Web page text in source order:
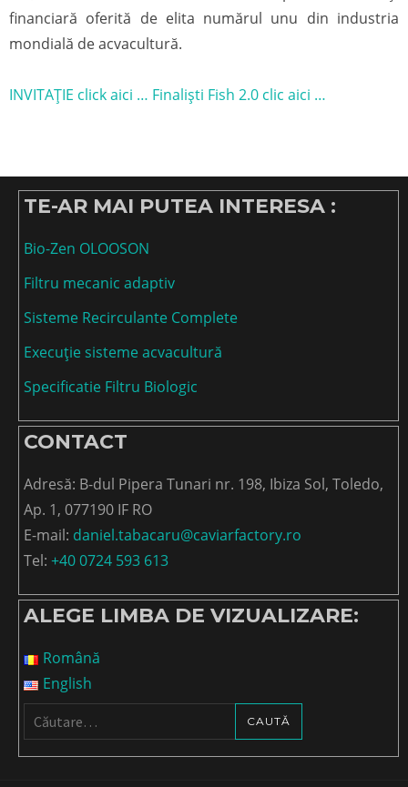
financiară oferită de elita numărul unu din industria
mondială de acvacultură.
INVITAȚIE click aici … Finaliști Fish 2.0 clic aici …
TE-AR MAI PUTEA INTERESA :
Bio-Zen OLOOSON
Filtru mecanic adaptiv
Sisteme Recirculante Complete
Execuție sisteme acvacultură
Specificatie Filtru Biologic
CONTACT
Adresă: B-dul Pipera Tunari nr. 198, Ibiza Sol, Toledo,
Ap. 1, 077190 IF RO
E-mail: daniel.tabacaru@caviarfactory.ro
Tel: +40 0724 593 613
ALEGE LIMBA DE VIZUALIZARE:
Română
English
Caută
după: